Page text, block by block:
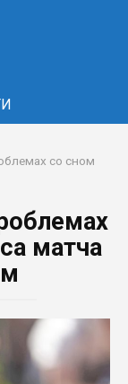
со сном
матча